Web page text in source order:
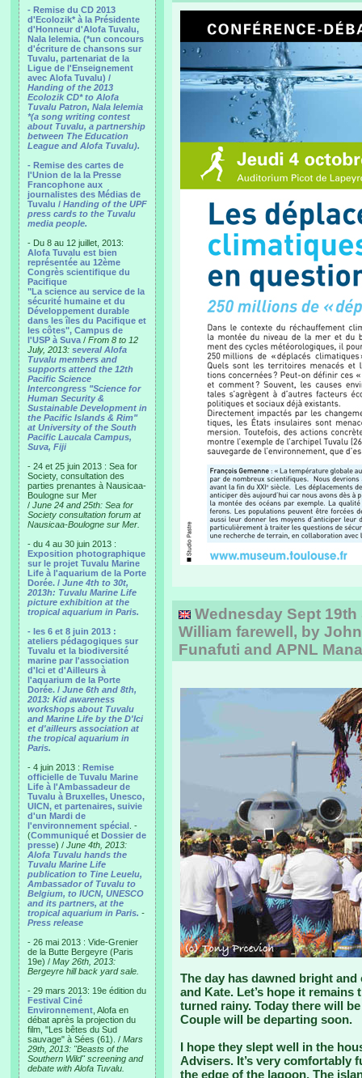
- Remise du CD 2013
d'Ecolozik* à la Présidente
d'Honneur d'Alofa Tuvalu,
Nala Ielemia. (*un concours
d'écriture de chansons sur
Tuvalu, partenariat de la
Ligue de l'Enseignement
avec Alofa Tuvalu) /
Handing of the 2013
Ecolozik CD* to Alofa
Tuvalu Patron, Nala Ielemia
*(a song writing contest
about Tuvalu, a partnership
between The Education
League and Alofa Tuvalu).
- Remise des cartes de
l'Union de la la Presse
Francophone aux
journalistes des Médias de
Tuvalu / Handing of the UPF
press cards to the Tuvalu
media people.
- Du 8 au 12 juillet, 2013:
Alofa Tuvalu est bien
représentée au 12ème
Congrès scientifique du
Pacifique
"La science au service de la
sécurité humaine et du
Développement durable
dans les îles du Pacifique et
les côtes", Campus de
l'USP à Suva / From 8 to 12
July, 2013: several Alofa
Tuvalu members and
supports attend the 12th
Pacific Science
Intercongress "Science for
Human Security &
Sustainable Development in
the Pacific Islands & Rim"
at University of the South
Pacific Laucala Campus,
Suva, Fiji
- 24 et 25 juin 2013 : Sea for
Society, consultation des
parties prenantes à Nausicaa-
Boulogne sur Mer
/ June 24 and 25th: Sea for
Society consultation forum at
Nausicaa-Boulogne sur Mer.
- du 4 au 30 juin 2013 :
Exposition photographique
sur le projet Tuvalu Marine
Life à l'aquarium de la Porte
Dorée. / June 4th to 30t,
2013h: Tuvalu Marine Life
picture exhibition at the
tropical aquarium in Paris.
- les 6 et 8 juin 2013 :
ateliers pédagogiques sur
Tuvalu et la biodiversité
marine par l'association
d'Ici et d'Ailleurs à
l'aquarium de la Porte
Dorée. / June 6th and 8th,
2013: Kid awareness
workshops about Tuvalu
and Marine Life by the D'Ici
et d'ailleurs association at
the tropical aquarium in
Paris.
- 4 juin 2013 : Remise
officielle de Tuvalu Marine
Life à l'Ambassadeur de
Tuvalu à Bruxelles, Unesco,
UICN, et partenaires, suivie
d'un Mardi de
l'environnement spécial . -
(Communiqué et Dossier de
presse) / June 4th, 2013:
Alofa Tuvalu hands the
Tuvalu Marine Life
publication to Tine Leuelu,
Ambassador of Tuvalu to
Belgium, to IUCN, UNESCO
and its partners, at the
tropical aquarium in Paris. -
Press release
- 26 mai 2013 : Vide-Grenier
de la Butte Bergeyre (Paris
19e) / May 26th, 2013:
Bergeyre hill back yard sale.
- 29 mars 2013: 19e édition du
Festival Ciné
Environnement , Alofa en
débat après la projection du
film, "Les bêtes du Sud
sauvage" à Sées (61). / Mars
29th, 2013: "Beasts of the
Southern Wild" screening and
debate with Alofa Tuvalu.
Wednesday Sept
William farewell, by
Funafuti and APNL
The day has dawned bright
and Kate. Let’s hope it
turned rainy. Today there will
Couple will be departing soon.
I hope they slept well in the
Advisers. It’s very comfortably
the edge of the lagoon. The